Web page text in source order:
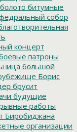
битумные
собор
концерт
патроны
большой
Борис
брусит
будущие
работы
Биробиджана
организации